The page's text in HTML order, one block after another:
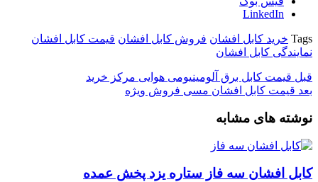
LinkedIn
Tags خرید کابل افشان فروش کابل افشان قیمت کابل افشان
نمایندگی کابل افشان
قبل قیمت کابل برق آلومینیومی هوایی مرکز خرید
بعد قیمت کابل افشان مسی فروش ویژه
نوشته های مشابه
کابل افشان سه فاز ستاره یزد پخش عمده